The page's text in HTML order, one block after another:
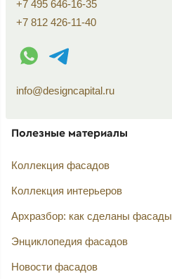
+7 495 646-16-35
+7 812 426-11-40
WhatsApp контакт
Telegram контакт
info@designcapital.ru
Полезные материалы
Коллекция фасадов
Коллекция интерьеров
Архразбор: как сделаны фасады
Энциклопедия фасадов
Новости фасадов